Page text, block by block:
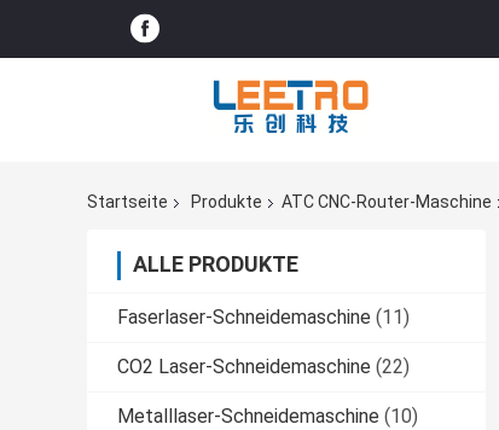
Startseite Produkte ATC CNC-Router-Maschine
ALLE PRODUKTE
Faserlaser-Schneidemaschine (11)
CO2 Laser-Schneidemaschine (22)
Metalllaser-Schneidemaschine (10)